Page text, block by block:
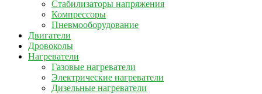
Стабилизаторы напряжения
Компрессоры
Пневмооборудование
Двигатели
Дровоколы
Нагреватели
Газовые нагреватели
Электрические нагреватели
Дизельные нагреватели